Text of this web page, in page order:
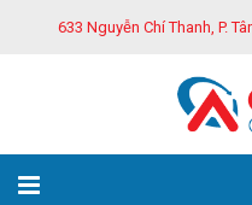
633 Nguyễn Chí Thanh, P.